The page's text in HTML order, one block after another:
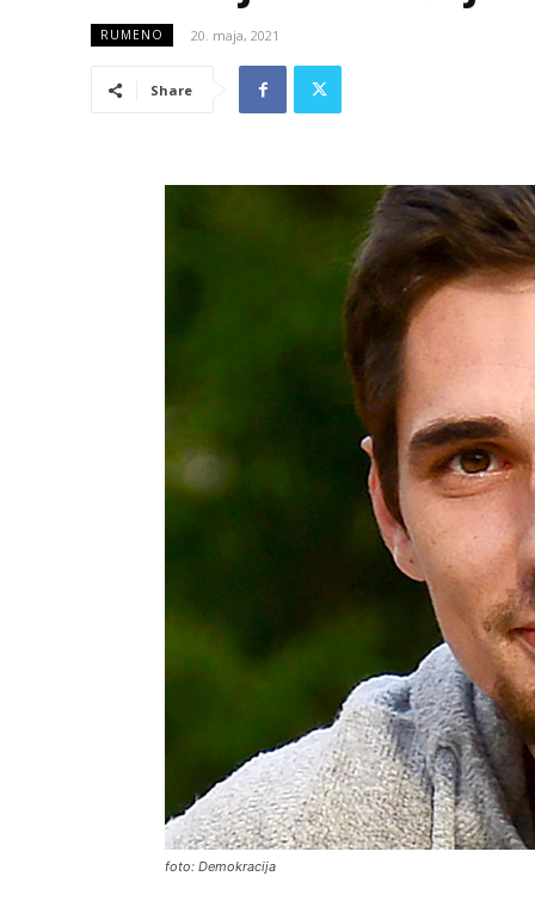
RUMENO 20. maja, 2021
Share
foto: Demokracija